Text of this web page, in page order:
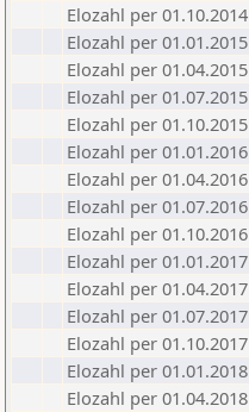
Elozahl per 01.10.2014
Elozahl per 01.01.2015
Elozahl per 01.04.2015
Elozahl per 01.07.2015
Elozahl per 01.10.2015
Elozahl per 01.01.2016
Elozahl per 01.04.2016
Elozahl per 01.07.2016
Elozahl per 01.10.2016
Elozahl per 01.01.2017
Elozahl per 01.04.2017
Elozahl per 01.07.2017
Elozahl per 01.10.2017
Elozahl per 01.01.2018
Elozahl per 01.04.2018